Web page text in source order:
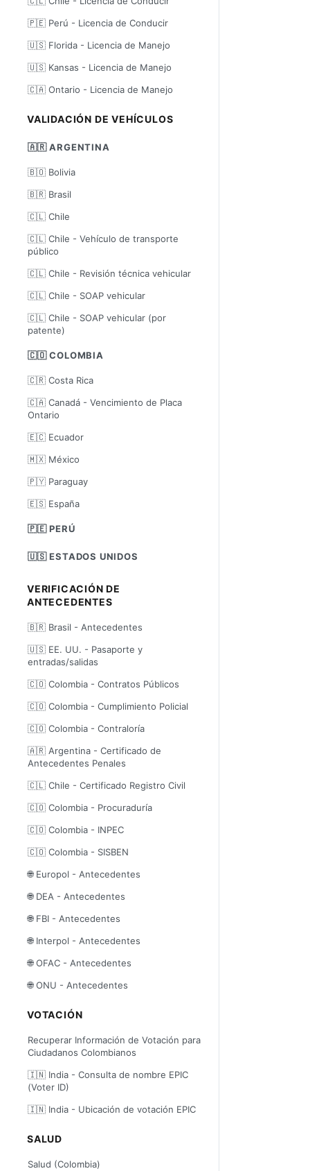
🇵🇪 Perú - Licencia de Conducir
🇺🇸 Florida - Licencia de Manejo
🇺🇸 Kansas - Licencia de Manejo
🇨🇦 Ontario - Licencia de Manejo
VALIDACIÓN DE VEHÍCULOS
🇦🇷 ARGENTINA
🇧🇴 Bolivia
🇧🇷 Brasil
🇨🇱 Chile
🇨🇱 Chile - Vehículo de transporte
público
🇨🇱 Chile - Revisión técnica vehicular
🇨🇱 Chile - SOAP vehicular
🇨🇱 Chile - SOAP vehicular (por
patente)
🇨🇴 COLOMBIA
🇨🇷 Costa Rica
🇨🇦 Canadá - Vencimiento de Placa
Ontario
🇪🇨 Ecuador
🇲🇽 México
🇵🇾 Paraguay
🇪🇸 España
🇵🇪 PERÚ
🇺🇸 ESTADOS UNIDOS
VERIFICACIÓN DE
ANTECEDENTES
🇧🇷 Brasil - Antecedentes
🇺🇸 EE. UU. - Pasaporte y
entradas/salidas
🇨🇴 Colombia - Contratos Públicos
🇨🇴 Colombia - Cumplimiento Policial
🇨🇴 Colombia - Contraloría
🇦🇷 Argentina - Certificado de
Antecedentes Penales
🇨🇱 Chile - Certificado Registro Civil
🇨🇴 Colombia - Procuraduría
🇨🇴 Colombia - INPEC
🇨🇴 Colombia - SISBEN
🌐 Europol - Antecedentes
🌐 DEA - Antecedentes
🌐 FBI - Antecedentes
🌐 Interpol - Antecedentes
🌐 OFAC - Antecedentes
🌐 ONU - Antecedentes
VOTACIÓN
Recuperar Información de Votación para
Ciudadanos Colombianos
🇮🇳 India - Consulta de nombre EPIC
(Voter ID)
🇮🇳 India - Ubicación de votación EPIC
SALUD
Salud (Colombia)